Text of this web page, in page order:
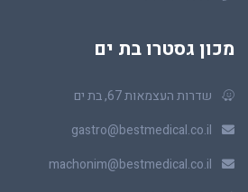
מכון גסטרו בת ים
שדרות העצמאות 67, בת ים
gastro@bestmedical.co.il
machonim@bestmedical.co.il